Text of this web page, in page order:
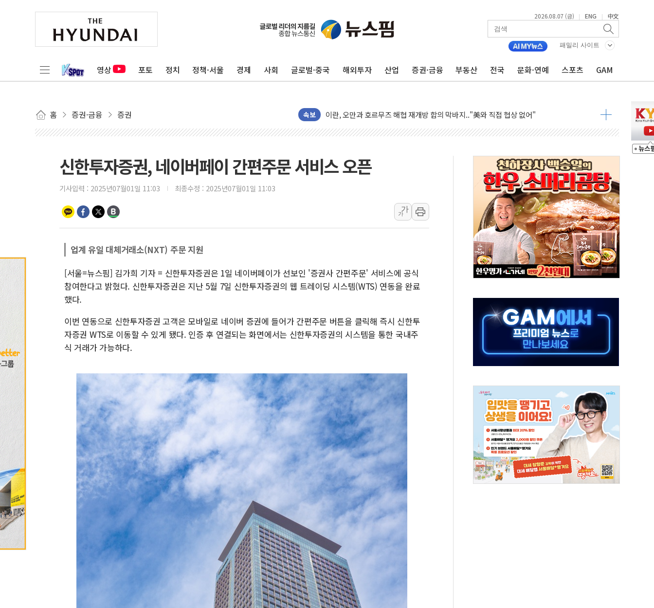
2026.08.07 (금) | ENG | 中文
패밀리 사이트
영상 포토 정치 정책·서울 경제 사회 글로벌·중국 해외투자 산업 증권·금융 부동산 전국 문화·연예 스포츠 GAM
홈 증권·금융 증권 속보
뉴욕증시, 유가·금리 부담에 하락…다우 5거래일 랠리 '마침표'
[민주 당권주자 일정] 송영길·정청래·김민석 후보 - 8월 7일
李대통령, 오늘 부동산 정책 점검 2차 회의…주택 공급 대책 막바지 조율할 듯
[오늘의 국회일정] 상임위·세미나·기자회견·주요 정당 - 8월 7일
이란, 美·이스라엘 선박 호르무즈 통항 제한 추진…美 "통행 막을 권한 없어"
유럽증시, 견조한 실적 소화하며 대부분 상승… "2분기 기업 순이익 21% 증가" 전망
리투아니아 국방 "러, 우크라 드론으로 나토 회원국 공격 검토… 거짓 깃발 작전"
구광모, 내주 실리콘밸리서 젠슨 황 재회…로봇·AI 데이터센터·모빌리티 구체화
뉴욕증시 개장 전 특징주...모더나·아이온큐·도어대시↑ VS 샌디스크·피그마·앱러빈↓
김정관 장관 "영업이익 N% 성과급 반대…상법·자본시장법 개정 논의"
뉴욕증시 프리뷰, 미 주가선물 AI주 차익실현 속 혼조세...웨스턴디지털·샌디스크↓
청와대, 북한 단거리 탄도미사일 발사에 긴급 안보 점검회의
금값 7주 만에 최고…美 고용 둔화·호르무즈 재개방 기대에 강세
[인도증시] 중동 긴장 완화에 실적 호조까지, 상승...호실적 보고 기업 상승세 뚜렷
러, 1인칭시점 드론으로 우크라 민간인 '사파리' 공격… 시민들 공포감 극대화 전략
[베트남 증시] 지수 하락 속 'DGC' 임시 주총 기대감에 홀로 상한가…마진 잔액은 사상 최고
'월가의 황제' 다이먼 "금융시장 레버리지 위험수위…숨은 차입이 더 큰 변수"
신한투자증권, 네이버페이 간편주문 서비스 오픈
기사입력 : 2025년07월01일 11:03 최종수정 : 2025년07월01일 11:03
가
가
업계 유일 대체거래소(NXT) 주문 지원
[서울=뉴스핌] 김가희 기자 = 신한투자증권은 1일 네이버페이가 선보인 '증권사 간편주문' 서비스에 공식
참여한다고 밝혔다. 신한투자증권은 지난 5월 7일 신한투자증권의 웹 트레이딩 시스템(WTS) 연동을 완료
했다.
이번 연동으로 신한투자증권 고객은 모바일로 네이버 증권에 들어가 간편주문 버튼을 클릭해 즉시 신한투
자증권 WTS로 이동할 수 있게 됐다. 인증 후 연결되는 화면에서는 신한투자증권의 시스템을 통한 국내주
식 거래가 가능하다.